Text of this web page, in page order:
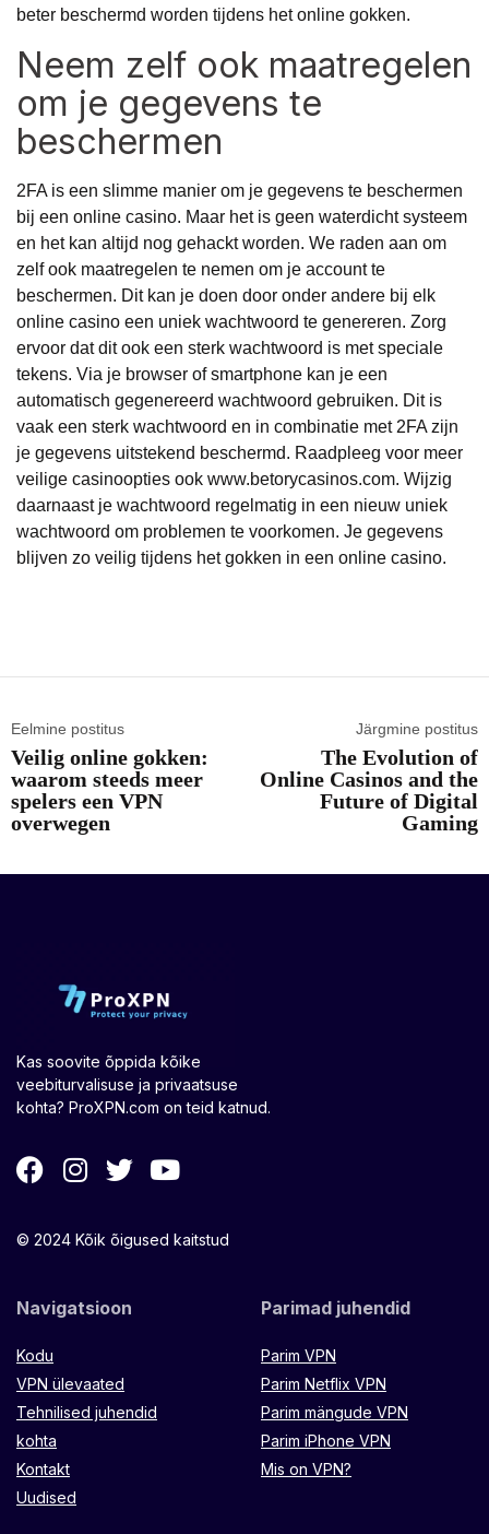
beter beschermd worden tijdens het online gokken.
Neem zelf ook maatregelen
om je gegevens te
beschermen
2FA is een slimme manier om je gegevens te beschermen
bij een online casino. Maar het is geen waterdicht systeem
en het kan altijd nog gehackt worden. We raden aan om
zelf ook maatregelen te nemen om je account te
beschermen. Dit kan je doen door onder andere bij elk
online casino een uniek wachtwoord te genereren. Zorg
ervoor dat dit ook een sterk wachtwoord is met speciale
tekens. Via je browser of smartphone kan je een
automatisch gegenereerd wachtwoord gebruiken. Dit is
vaak een sterk wachtwoord en in combinatie met 2FA zijn
je gegevens uitstekend beschermd. Raadpleeg voor meer
veilige casinoopties ook www.betorycasinos.com. Wijzig
daarnaast je wachtwoord regelmatig in een nieuw uniek
wachtwoord om problemen te voorkomen. Je gegevens
blijven zo veilig tijdens het gokken in een online casino.
Eelmine postitus
Veilig online gokken:
waarom steeds meer
spelers een VPN
overwegen
Järgmine postitus
The Evolution of
Online Casinos and the
Future of Digital
Gaming
Kas soovite õppida kõike
veebiturvalisuse ja privaatsuse
kohta? ProXPN.com on teid katnud.
© 2024 Kõik õigused kaitstud
Navigatsioon
Kodu
VPN ülevaated
Tehnilised juhendid
kohta
Kontakt
Uudised
Parimad juhendid
Parim VPN
Parim Netflix VPN
Parim mängude VPN
Parim iPhone VPN
Mis on VPN?